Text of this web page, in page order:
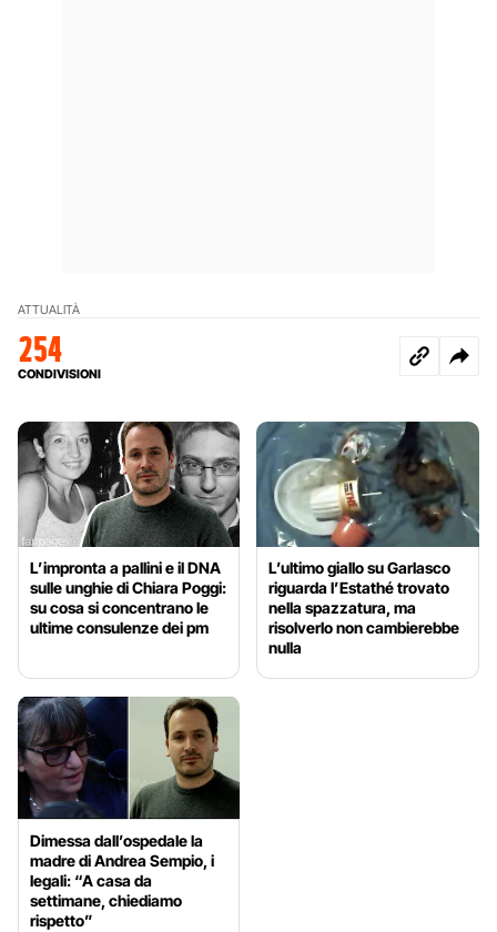
ATTUALITÀ
254
CONDIVISIONI
L’impronta a pallini e il DNA
sulle unghie di Chiara Poggi:
su cosa si concentrano le
ultime consulenze dei pm
L’ultimo giallo su Garlasco
riguarda l’Estathé trovato
nella spazzatura, ma
risolverlo non cambierebbe
nulla
Dimessa dall’ospedale la
madre di Andrea Sempio, i
legali: “A casa da
settimane, chiediamo
rispetto”